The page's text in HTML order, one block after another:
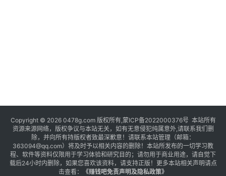
Copyright © 2026 0478g.com 版权所有,蒙ICP备2022000376号 本站所有
资源来源网络，版权争议与本站无关，如有无意侵犯纯属意外,请联系我们删
除，并向所有持版权者致最深歉意！请联系本站管理（邮箱：
363094@qq.com）将及时予以相关内容的删除！本站所发布的一切学习教
程、软件等资料仅限用于学习体验和研究目的；请勿用于商业用途，请自觉下
载后24小时内删除，如果您喜欢该资料，请支持正版！更多本站相关声明请点
击查看：
《赚钱吧免责声明及隐私政策》